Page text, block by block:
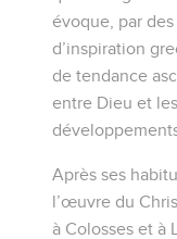
évoque, par
d’inspiration
de tendance
entre Dieu et
Après ses
l’œuvre du
à Colosses et à